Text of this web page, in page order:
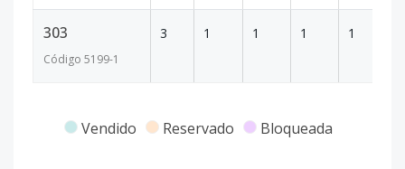
303
Código 5199-1
3 1 1 1 1
Vendido Reservado Bloqueada